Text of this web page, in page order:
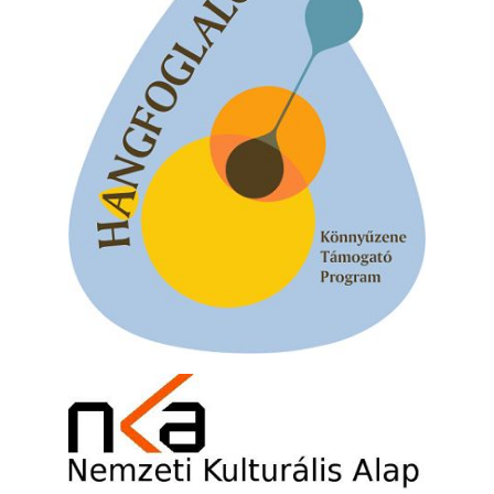
10 éve halt meg lapunk főszerkesztő-
helyettese, Csányi Attila
2026. augusztus 04.
45 éve történt… Jazz-rock albumok 1981-
ből - Shakatak „Drivin’ Hard”
2026. augusztus 03.
Jazz a Márványteremben – Mizar (2008.
január 4.)
2026. augusztus 03.
Gondolataim - 2026 (XI. évfolyam - 8. rész)
2026. augusztus 02.
A 21. században meghalt magyar jazz
muzsikusok – 109. rész: (Dr.) Borissza Géza
2026. augusztus 02.
Exkluzív interjú Bóna Lászlóval
2026. augusztus 01.
2026-os jazzfesztiválok, amelyekről én is
tudok… 18. rész: Zempléni Fesztivál